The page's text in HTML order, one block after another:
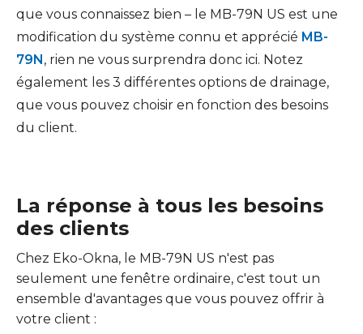
que vous connaissez bien – le MB-79N US est une
modification du système connu et apprécié MB-
79N, rien ne vous surprendra donc ici. Notez
également les 3 différentes options de drainage,
que vous pouvez choisir en fonction des besoins
du client.
La réponse à tous les besoins
des clients
Chez Eko-Okna, le MB-79N US n'est pas
seulement une fenêtre ordinaire, c'est tout un
ensemble d'avantages que vous pouvez offrir à
votre client :